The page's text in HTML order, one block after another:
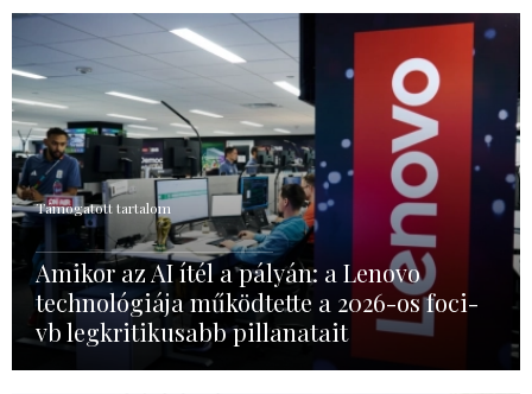
Támogatott tartalom
Amikor az AI ítél a pályán: a Lenovo
technológiája működtette a 2026-os foci-
vb legkritikusabb pillanatait